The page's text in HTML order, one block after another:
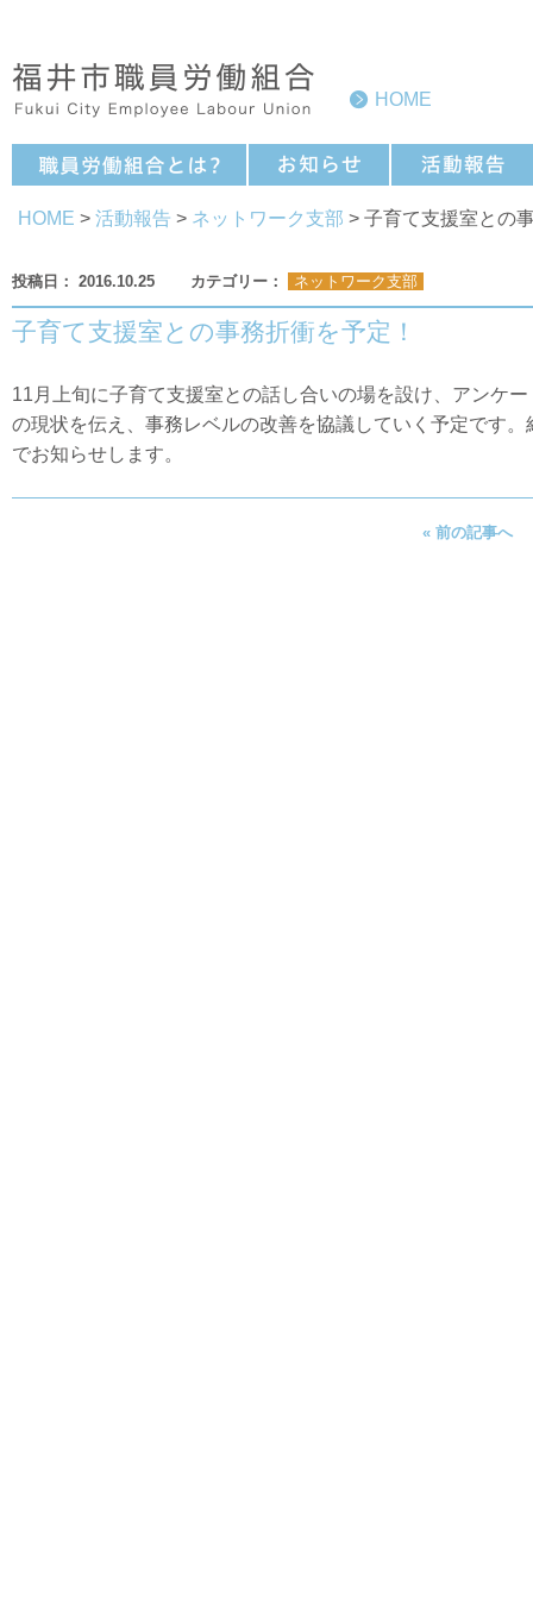
HOME
HOME > 活動報告 > ネットワーク支部 > 子育て支援室との
2016.10.25 ネットワーク支部
子育て支援室との事務折衝を予定！
11月上旬に子育て支援室との話し合いの場を設け、アンケ
の現状を伝え、事務レベルの改善を協議していく予定です。
でお知らせします。
« 前の記事へ